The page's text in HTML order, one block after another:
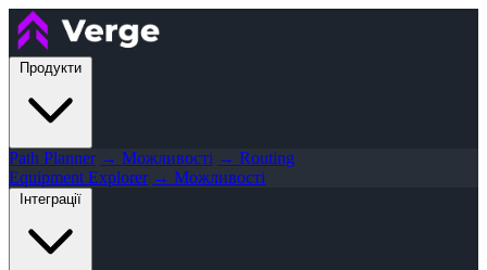
Продукти
Path Planner → Можливості → Routing
Equipment Explorer → Можливості
Інтеграції